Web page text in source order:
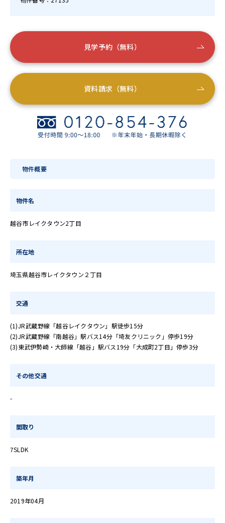
見学予約（無料）
資料請求（無料）
物件概要
物件名
越谷市レイクタウン2丁目
所在地
埼玉県越谷市レイクタウン２丁目
交通
(1)JR武蔵野線「越谷レイクタウン」駅徒歩15分
(2)JR武蔵野線「南越谷」駅バス14分「埼友クリニック」停歩19分
(3)東武伊勢崎・大師線「越谷」駅バス19分「大成町2丁目」停歩3分
その他交通
-
間取り
7SLDK
築年月
2019年04月